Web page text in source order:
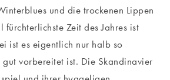
und die trockenen Lippen
Zeit des Jahres ist
ist es eigentlich nur halb so
vorbereitet ist. Die Skandinavier